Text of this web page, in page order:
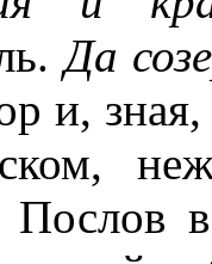
Да
и,
Послов